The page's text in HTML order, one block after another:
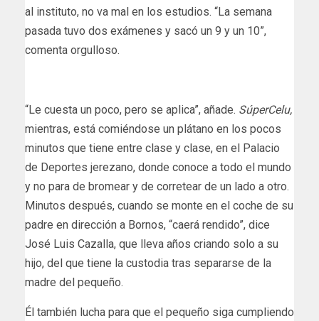
al instituto, no va mal en los estudios. “La semana
pasada tuvo dos exámenes y sacó un 9 y un 10”,
comenta orgulloso.
“Le cuesta un poco, pero se aplica”, añade. SúperCelu,
mientras, está comiéndose un plátano en los pocos
minutos que tiene entre clase y clase, en el Palacio
de Deportes jerezano, donde conoce a todo el mundo
y no para de bromear y de corretear de un lado a otro.
Minutos después, cuando se monte en el coche de su
padre en dirección a Bornos, “caerá rendido”, dice
José Luis Cazalla, que lleva años criando solo a su
hijo, del que tiene la custodia tras separarse de la
madre del pequeño.
Él también lucha para que el pequeño siga cumpliendo